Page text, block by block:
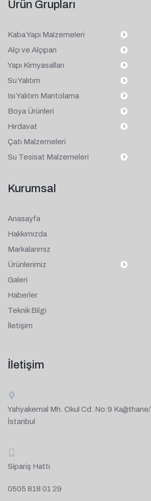
Ürün Grupları
Kaba Yapı Malzemeleri
Alçı ve Alçıpan
Yapı Kimyasalları
Su Yalıtım
Isı Yalıtım Mantolama
Boya Ürünleri
Hırdavat
Çatı Malzemeleri
Su Tesisat Malzemeleri
Kurumsal
Anasayfa
Hakkımızda
Markalarımız
Ürünlerimiz
Galeri
Haberler
Teknik Bilgi
İletişim
İletişim
Yahyakemal Mh. Okul Cd. No:9 Kağıthane/
İstanbul
Sipariş Hattı
0505 818 01 29